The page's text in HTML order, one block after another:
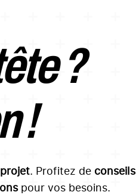
?
!
. Profitez de conseils
pour vos besoins.